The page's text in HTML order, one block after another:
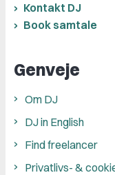
Kontakt DJ
Book samtale
Genveje
Om DJ
DJ in English
Find freelancer
Privatlivs- &